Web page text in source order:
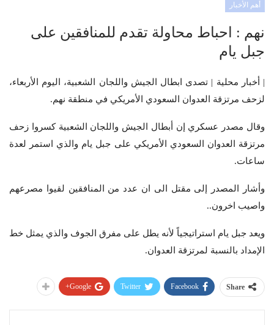
أهم الأخبار
نهم : احباط محاولة تقدم للمنافقين على
جبل يام
| أخبار محلية | تصدى ابطال الجيش واللجان الشعبية، اليوم الأربعاء،
لزحف مرتزقة العدوان السعودي الأمريكي في منطقة نهم.
وقال مصدر عسكري إن أبطال الجيش واللجان الشعبية كسروا زحف
مرتزقة العدوان السعودي الأمريكي على جبل يام والذي استمر لعدة
ساعات.
وأشار المصدر إلى مقتل الى ان عدد من المنافقين لقيوا مصرعهم
واصيب اخرون..
ويعد جبل يام استراتيجياً لأنه يطل على مفرق الجوف والذي يمثل خط
الإمداد بالنسبة لمرتزقة العدوان.
Share
Facebook
Twitter
Google+